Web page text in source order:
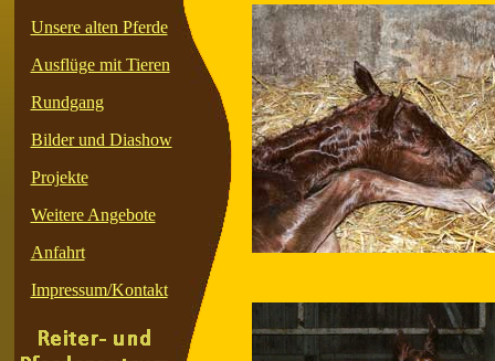
Unsere alten Pferde
Ausflüge mit Tieren
Rundgang
Bilder und Diashow
Projekte
Weitere Angebote
Anfahrt
Impressum/Kontakt